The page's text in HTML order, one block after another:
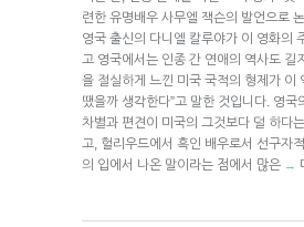
련한 유명배우 사무엘 잭슨의 발언으로
영국 출신의 다니엘 칼루야가 이 영화의
고 영국에서는 인종 간 연애의 역사도 길
을 절실하게 느낀 미국 국적의 형제가 이
땠을까 생각한다”고 말한 것입니다. 영국
차별과 편견이 미국의 그것보다 덜 하다
고, 헐리우드에서 흑인 배우로서 선구자
의 입에서 나온 말이라는 점에서 많은 →